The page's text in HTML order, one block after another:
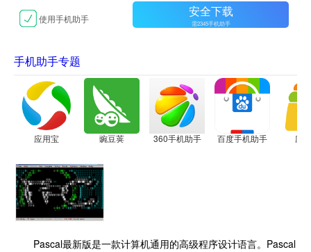
使用手机助手 安全下载
需2345手机助手
手机助手专题
应用宝 豌豆荚 360手机助手 百度手机助手 应
Pascal最新版是一款计算机通用的高级程序设计语言。Pascal